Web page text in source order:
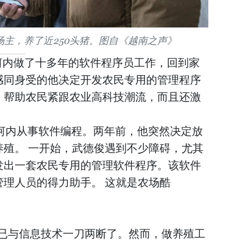
，养了近250头猪。图自《越南之声》
做了十多年的软件程序员工作，回到家
身受的他决定开发农民专用的管理程序
助农民紧跟农业高科技潮流，而且还激
从事软件编程。两年前，他突然决定放
。 一开始，武德俊遇到不少障碍，尤其
一套农民专用的管理软件程序。该软件
人员的得力助手。 这就是农场酷
与信息技术一刀两断了。然而，做养殖工